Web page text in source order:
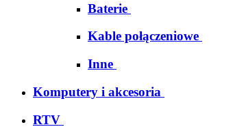
Baterie
Kable połączeniowe
Inne
Komputery i akcesoria
RTV